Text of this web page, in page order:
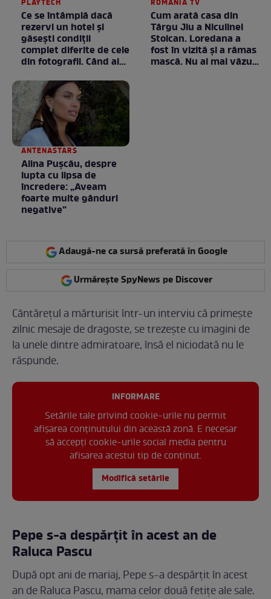
PLAYTECH
Ce se întâmplă dacă
rezervi un hotel și
găsești condiții
complet diferite de cele
din fotografii. Când ai
ROMANIA TV
Cum arată casa din
Târgu Jiu a Niculinei
Stoican. Loredana a
fost în vizită și a rămas
mască. Nu ai mai văzut
ANTENASTARS
Alina Pușcău, despre
lupta cu lipsa de
încredere: „Aveam
foarte multe gânduri
negative”
Adaugă-ne ca sursă preferată în Google
Urmărește SpyNews pe Discover
Cântărețul a mărturisit într-un interviu că primește
zilnic mesaje de dragoste, se trezește cu imagini de
la unele dintre admiratoare, însă el niciodată nu le
răspunde.
INFORMARE
Setările tale privind cookie-urile nu permit
afișarea conținutului din această zonă. E necesar
să accepți cookie-urile social media pentru
afisarea acestui tip de conținut.
Modifică setările
Pepe s-a despărțit în acest an de
Raluca Pascu
După opt ani de mariaj, Pepe s-a despărțit în acest
an de Raluca Pascu, mama celor două fetițe ale sale.